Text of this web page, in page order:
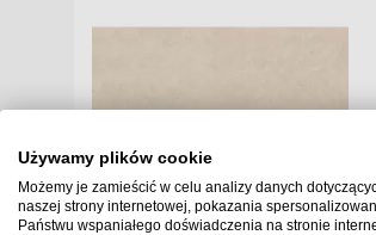
Używamy plików cookie
Możemy je zamieścić w celu analizy danych
naszej strony internetowej, pokazania
Państwu wspaniałego doświadczenia na stronie